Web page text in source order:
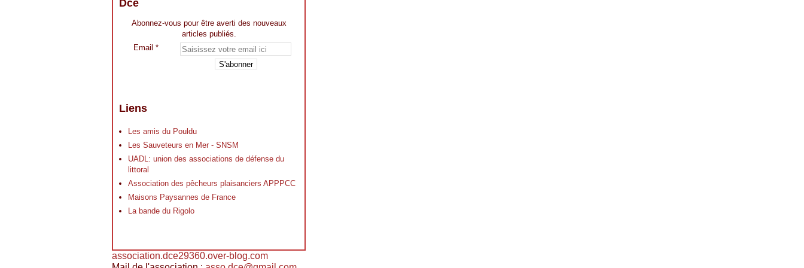
Dce
Abonnez-vous pour être averti des nouveaux
articles publiés.
Email
Liens
Les amis du Pouldu
Les Sauveteurs en Mer - SNSM
UADL: union des associations de défense du
littoral
Association des pêcheurs plaisanciers APPPCC
Maisons Paysannes de France
La bande du Rigolo
association.dce29360.over-blog.com